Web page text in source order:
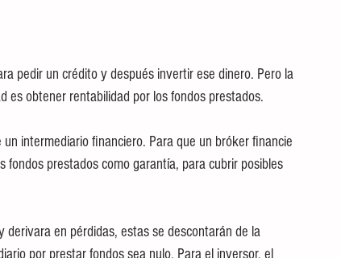
pedir un crédito y después invertir ese dinero. Pero la
es obtener rentabilidad por los fondos prestados.
intermediario financiero. Para que un bróker financie
prestados como garantía, para cubrir posibles
en pérdidas, estas se descontarán de la
por prestar fondos sea nulo. Para el inversor, el